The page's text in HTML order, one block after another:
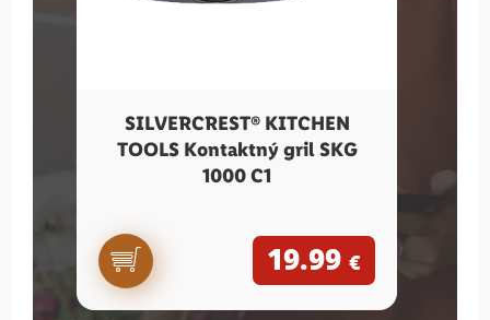
SILVERCREST® KITCHEN
TOOLS Kontaktný gril SKG
1000 C1
19.99 €